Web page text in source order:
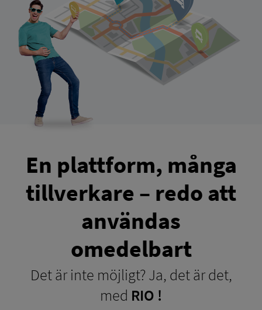
En plattform, många
tillverkare – redo att
användas
omedelbart
Det är inte möjligt? Ja, det är det,
med RIO !